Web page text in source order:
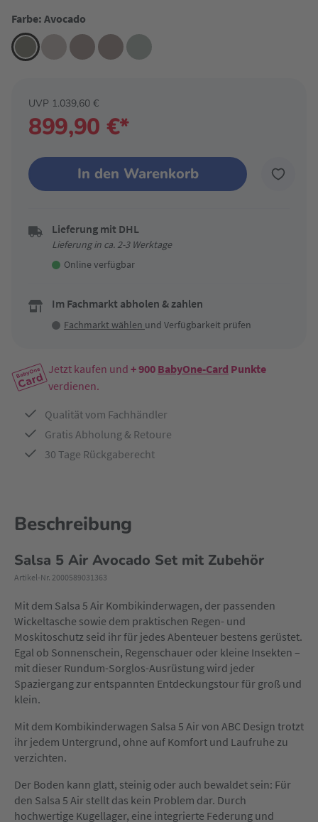
Farbe: Avocado
899,90 €*
UVP 1.039,60 €
In den Warenkorb
Lieferung mit DHL
Lieferung in ca. 2-3 Werktage
Online verfügbar
Im Fachmarkt abholen & zahlen
Fachmarkt wählen und Verfügbarkeit prüfen
Jetzt kaufen und + 900 BabyOne-Card Punkte
verdienen.
Qualität vom Fachhändler
Gratis Abholung & Retoure
30 Tage Rückgaberecht
Beschreibung
Salsa 5 Air Avocado Set mit Zubehör
Artikel-Nr. 2000589031363
Mit dem Salsa 5 Air Kombikinderwagen, der passenden
Wickeltasche sowie dem praktischen Regen- und
Moskitoschutz seid ihr für jedes Abenteuer bestens gerüstet.
Egal ob Sonnenschein, Regenschauer oder kleine Insekten –
mit dieser Rundum-Sorglos-Ausrüstung wird jeder
Spaziergang zur entspannten Entdeckungstour für groß und
klein.
Mit dem Kombikinderwagen Salsa 5 Air von ABC Design trotzt
ihr jedem Untergrund, ohne auf Komfort und Laufruhe zu
verzichten.
Der Boden kann glatt, steinig oder auch bewaldet sein: Für
den Salsa 5 Air stellt das kein Problem dar. Durch
hochwertige Kugellager, eine integrierte Federung und